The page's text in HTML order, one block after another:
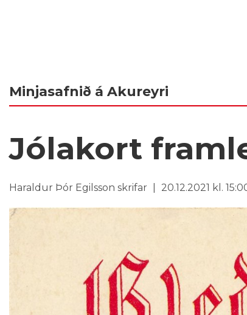
Minjasafnið á Akureyri
Jólakort
Haraldur Þór Egilsson skrifar 20.12.2021 kl.